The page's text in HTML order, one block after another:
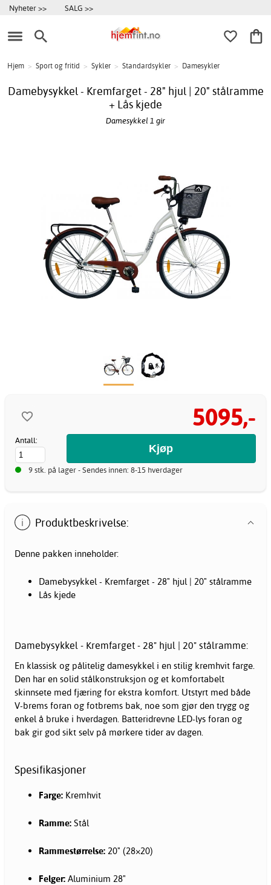
Nyheter >> SALG >>
Hjem > Sport og fritid > Sykler > Standardsykler > Damesykler
Damebysykkel - Kremfarget - 28" hjul | 20" stålramme
+ Lås kjede
Damesykkel 1 gir
5095,-
Antall:
9 stk. på lager - Sendes innen: 8-15 hverdager
Produktbeskrivelse:
Denne pakken inneholder:
Damebysykkel - Kremfarget - 28" hjul | 20" stålramme
Lås kjede
Damebysykkel - Kremfarget - 28" hjul | 20" stålramme:
En klassisk og pålitelig damesykkel i en stilig kremhvit farge.
Den har en solid stålkonstruksjon og et komfortabelt
skinnsete med fjæring for ekstra komfort. Utstyrt med både
V-brems foran og fotbrems bak, noe som gjør den trygg og
enkel å bruke i hverdagen. Batteridrevne LED-lys foran og
bak gir god sikt selv på mørkere tider av dagen.
Spesifikasjoner
Farge: Kremhvit
Ramme: Stål
Rammestørrelse: 20" (28×20)
Felger: Aluminium 28"